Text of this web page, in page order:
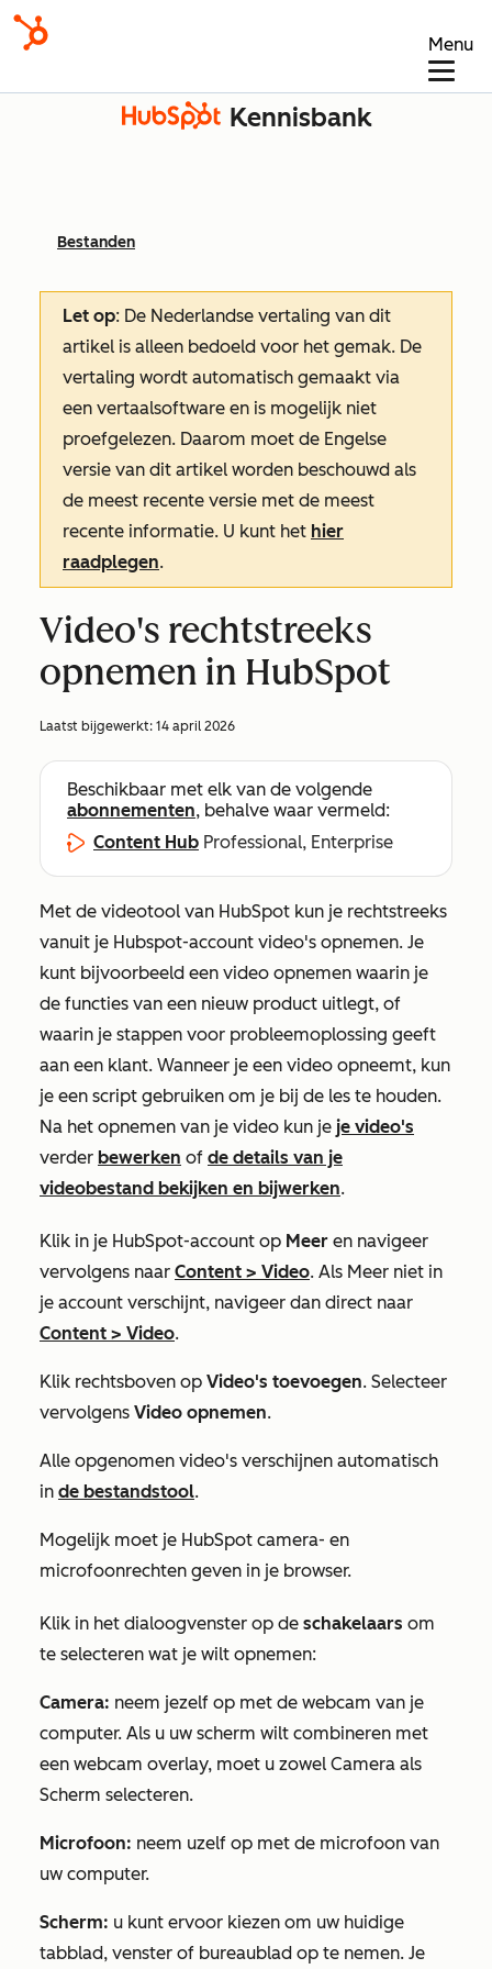
Menu
Kennisbank
Bestanden
Let op: De Nederlandse vertaling van dit
artikel is alleen bedoeld voor het gemak. De
vertaling wordt automatisch gemaakt via
een vertaalsoftware en is mogelijk niet
proefgelezen. Daarom moet de Engelse
versie van dit artikel worden beschouwd als
de meest recente versie met de meest
recente informatie. U kunt het hier
raadplegen.
Video's rechtstreeks
opnemen in HubSpot
Laatst bijgewerkt: 14 april 2026
Beschikbaar met elk van de volgende
abonnementen, behalve waar vermeld:
Content Hub Professional, Enterprise
Met de videotool van HubSpot kun je rechtstreeks
vanuit je Hubspot-account video's opnemen. Je
kunt bijvoorbeeld een video opnemen waarin je
de functies van een nieuw product uitlegt, of
waarin je stappen voor probleemoplossing geeft
aan een klant. Wanneer je een video opneemt, kun
je een script gebruiken om je bij de les te houden.
Na het opnemen van je video kun je je video's
verder bewerken of de details van je
videobestand bekijken en bijwerken.
Klik in je HubSpot-account op Meer en navigeer
vervolgens naar Content > Video. Als Meer niet in
je account verschijnt, navigeer dan direct naar
Content > Video.
Klik rechtsboven op Video's toevoegen. Selecteer
vervolgens Video opnemen.
Alle opgenomen video's verschijnen automatisch
in de bestandstool.
Mogelijk moet je HubSpot camera- en
microfoonrechten geven in je browser.
Klik in het dialoogvenster op de schakelaars om
te selecteren wat je wilt opnemen:
Camera: neem jezelf op met de webcam van je
computer. Als u uw scherm wilt combineren met
een webcam overlay, moet u zowel Camera als
Scherm selecteren.
Microfoon: neem uzelf op met de microfoon van
uw computer.
Scherm: u kunt ervoor kiezen om uw huidige
tabblad, venster of bureaublad op te nemen. Je